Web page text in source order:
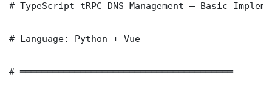
# TypeScript tRPC DNS Management — Basic
# Language: Python + Vue
# ═══════════════════════════════════════